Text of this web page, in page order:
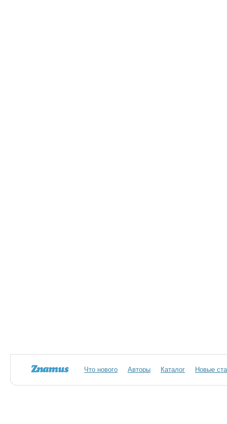
Что нового Авторы Каталог Новые